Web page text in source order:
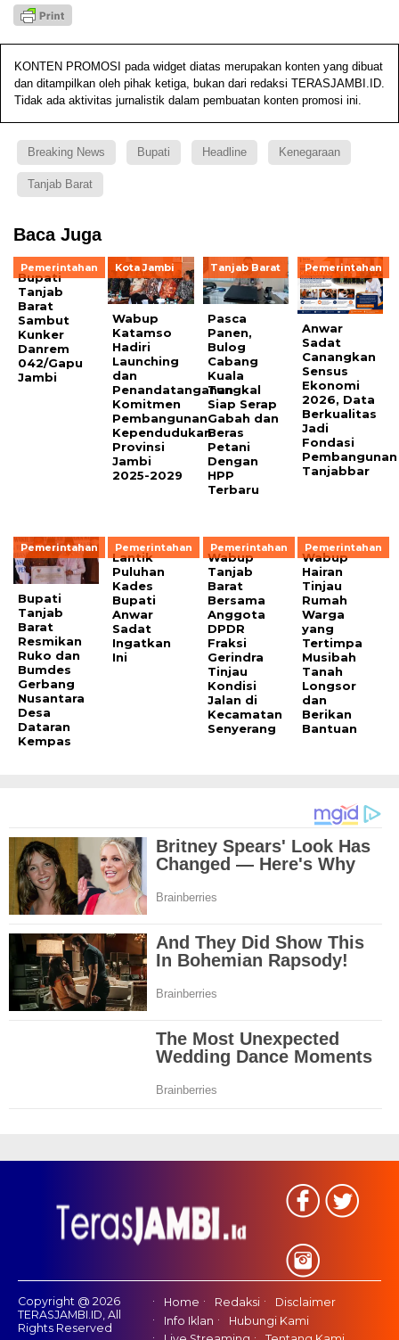
KONTEN PROMOSI pada widget diatas merupakan konten yang dibuat
dan ditampilkan oleh pihak ketiga, bukan dari redaksi TERASJAMBI.ID.
Tidak ada aktivitas jurnalistik dalam pembuatan konten promosi ini.
Breaking News Bupati Headline Kenegaraan
Tanjab Barat
Baca Juga
Pemerintahan
Bupati
Tanjab
Barat
Sambut
Kunker
Danrem
042/Gapu
Jambi
Kota Jambi
Wabup
Katamso
Hadiri
Launching
dan
Penandatanganan
Komitmen
Pembangunan
Kependudukan
Provinsi
Jambi
2025-2029
Tanjab Barat
Pasca
Panen,
Bulog
Cabang
Kuala
Tungkal
Siap Serap
Gabah dan
Beras
Petani
Dengan
HPP
Terbaru
Pemerintahan
Anwar
Sadat
Canangkan
Sensus
Ekonomi
2026, Data
Berkualitas
Jadi
Fondasi
Pembangunan
Tanjabbar
Pemerintahan
Bupati
Tanjab
Barat
Resmikan
Ruko dan
Bumdes
Gerbang
Nusantara
Desa
Dataran
Kempas
Pemerintahan
Lantik
Puluhan
Kades
Bupati
Anwar
Sadat
Ingatkan
Ini
Pemerintahan
Wabup
Tanjab
Barat
Bersama
Anggota
DPDR
Fraksi
Gerindra
Tinjau
Kondisi
Jalan di
Kecamatan
Senyerang
Pemerintahan
Wabup
Hairan
Tinjau
Rumah
Warga
yang
Tertimpa
Musibah
Tanah
Longsor
dan
Berikan
Bantuan
Copyright @ 2026
TERASJAMBI.ID, All
Rights Reserved
Home Redaksi
Disclaimer
Info Iklan
Hubungi Kami